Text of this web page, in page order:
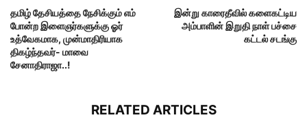
தமிழ் தேசியத்தை நேசிக்கும் எம்
போன்ற இளைஞர்களுக்கு ஓர்
உத்வேகமாக, முன்மாதிரியாக
திகழ்ந்தவர்- மாவை
சேனாதிராஜா..!
இன்று காரைதீவில் களைகட்டிய
அம்பாளின் இறுதி நாள் பச்சை
கட்டல் சடங்கு
RELATED ARTICLES